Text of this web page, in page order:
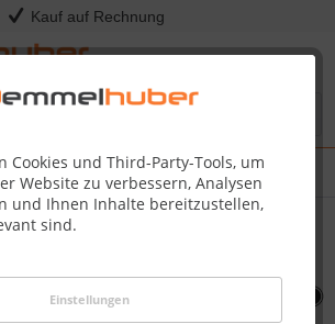
Kauf auf Rechnung
Cookies und Third-Party-Tools, um
Website zu verbessern, Analysen
und Ihnen Inhalte bereitzustellen,
sind.
Einstellungen
Ersatzteile
FLAME (MADR1 )